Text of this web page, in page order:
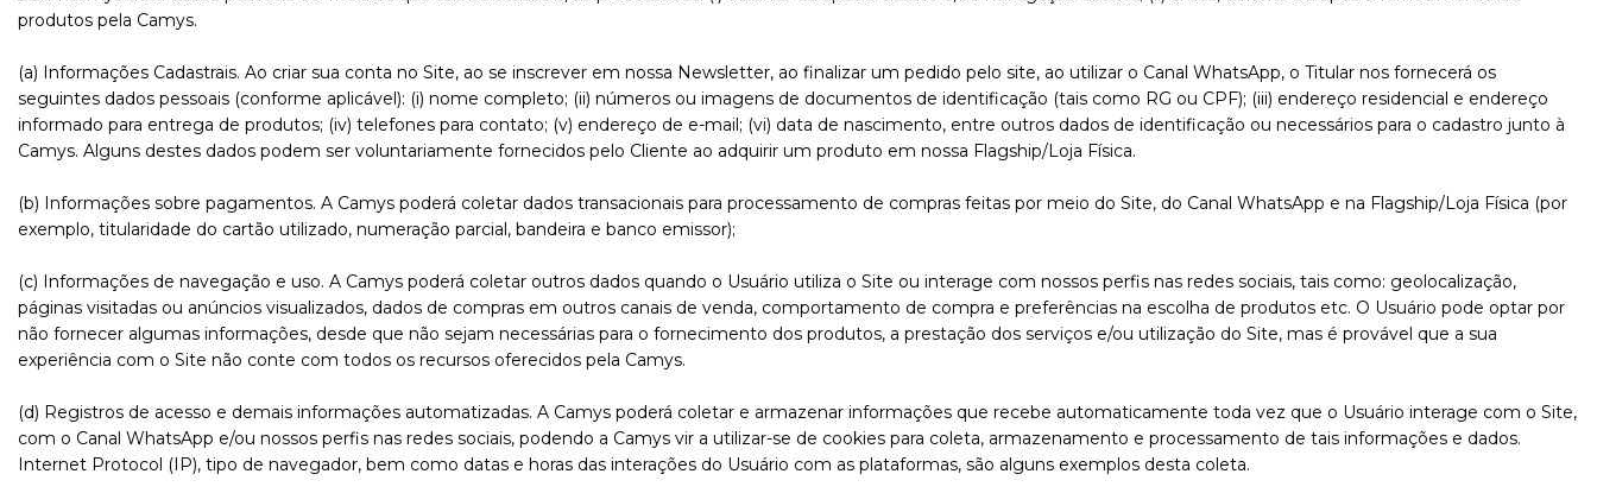
produtos pela Camys.
(a) Informações Cadastrais. Ao criar sua conta no Site, ao se inscrever em nossa Newsletter, ao finalizar um pedido pelo site, ao utilizar o Canal WhatsApp, o Titular nos fornecerá os
seguintes dados pessoais (conforme aplicável): (i) nome completo; (ii) números ou imagens de documentos de identificação (tais como RG ou CPF); (iii) endereço residencial e endereço
informado para entrega de produtos; (iv) telefones para contato; (v) endereço de e-mail; (vi) data de nascimento, entre outros dados de identificação ou necessários para o cadastro junto à
Camys. Alguns destes dados podem ser voluntariamente fornecidos pelo Cliente ao adquirir um produto em nossa Flagship/Loja Física.
(b) Informações sobre pagamentos. A Camys poderá coletar dados transacionais para processamento de compras feitas por meio do Site, do Canal WhatsApp e na Flagship/Loja Física (por
exemplo, titularidade do cartão utilizado, numeração parcial, bandeira e banco emissor);
(c) Informações de navegação e uso. A Camys poderá coletar outros dados quando o Usuário utiliza o Site ou interage com nossos perfis nas redes sociais, tais como: geolocalização,
páginas visitadas ou anúncios visualizados, dados de compras em outros canais de venda, comportamento de compra e preferências na escolha de produtos etc. O Usuário pode optar por
não fornecer algumas informações, desde que não sejam necessárias para o fornecimento dos produtos, a prestação dos serviços e/ou utilização do Site, mas é provável que a sua
experiência com o Site não conte com todos os recursos oferecidos pela Camys.
(d) Registros de acesso e demais informações automatizadas. A Camys poderá coletar e armazenar informações que recebe automaticamente toda vez que o Usuário interage com o Site,
com o Canal WhatsApp e/ou nossos perfis nas redes sociais, podendo a Camys vir a utilizar-se de cookies para coleta, armazenamento e processamento de tais informações e dados.
Internet Protocol (IP), tipo de navegador, bem como datas e horas das interações do Usuário com as plataformas, são alguns exemplos desta coleta.